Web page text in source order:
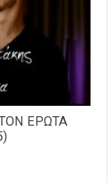
ΕΡΩΤΑ